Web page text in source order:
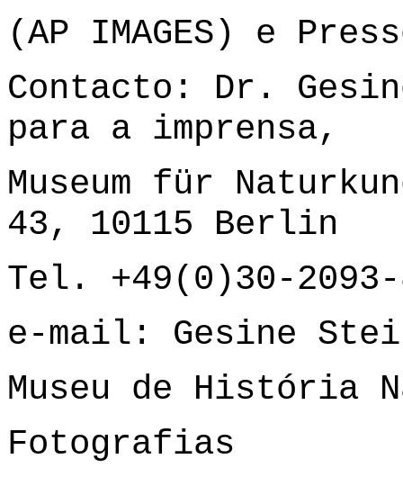
(AP IMAGES) e
Contacto: Dr.
para a imprensa,
Museum für
43, 10115 Berlin
Tel. +49(0)30-
e-mail: Gesine
Museu de História
Fotografias